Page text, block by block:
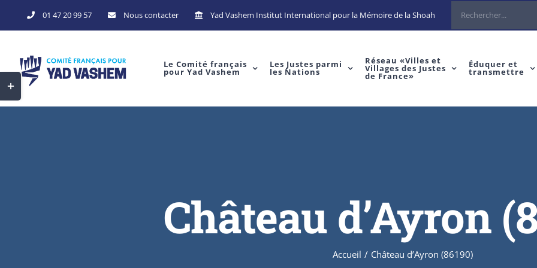
to
01 47 20 99 57 Nous contacter Yad Vashem Institut International pour la Mémoire de la Shoah Rechercher
Le Comité français
pour Yad Vashem
Les Justes parmi
les Nations
Réseau «Villes et
Villages des Justes
de France»
Éduquer et
transmettre
Château d’Ayron
Accueil / Château d’Ayron (86190)
Toggle
Sliding